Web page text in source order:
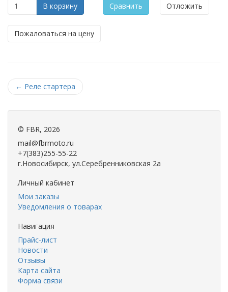
В корзину Сравнить Отложить
Пожаловаться на цену
← Реле стартера
© FBR, 2026
mail@fbrmoto.ru
+7(383)255-55-22
г.Новосибирск, ул.Серебренниковская 2а
Личный кабинет
Мои заказы
Уведомления о товарах
Навигация
Прайс-лист
Новости
Отзывы
Карта сайта
Форма связи